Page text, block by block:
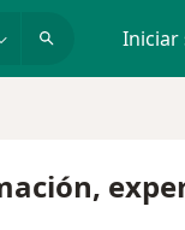
Iniciar